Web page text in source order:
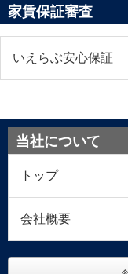
家賃保証審査
いえらぶ安心保証
当社について
トップ
会社概要